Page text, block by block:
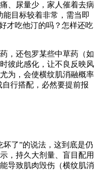
尿量少，家人催着去病
能目标较着非常，需当即
才吃他汀的吗？怎样还吃
还包罗某些中草药（如
彼此感化，让不良反映风
为，会使横纹肌消融概率
行搭配，必然要提前报
了”的说法，这到底是仍
，持久大剂量、盲目配用
导致肌肉毁伤（横纹肌消